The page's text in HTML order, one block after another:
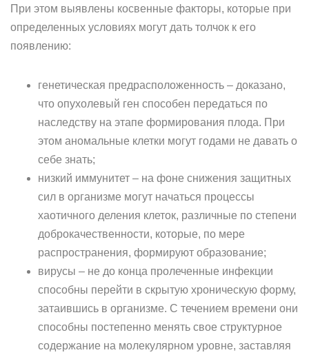
При этом выявлены косвенные факторы, которые при
определенных условиях могут дать толчок к его
появлению:
генетическая предрасположенность – доказано,
что опухолевый ген способен передаться по
наследству на этапе формирования плода. При
этом аномальные клетки могут годами не давать о
себе знать;
низкий иммунитет – на фоне снижения защитных
сил в организме могут начаться процессы
хаотичного деления клеток, различные по степени
доброкачественности, которые, по мере
распространения, формируют образование;
вирусы – не до конца пролеченные инфекции
способны перейти в скрытую хроническую форму,
затаившись в организме. С течением времени они
способны постепенно менять свое структурное
содержание на молекулярном уровне, заставляя